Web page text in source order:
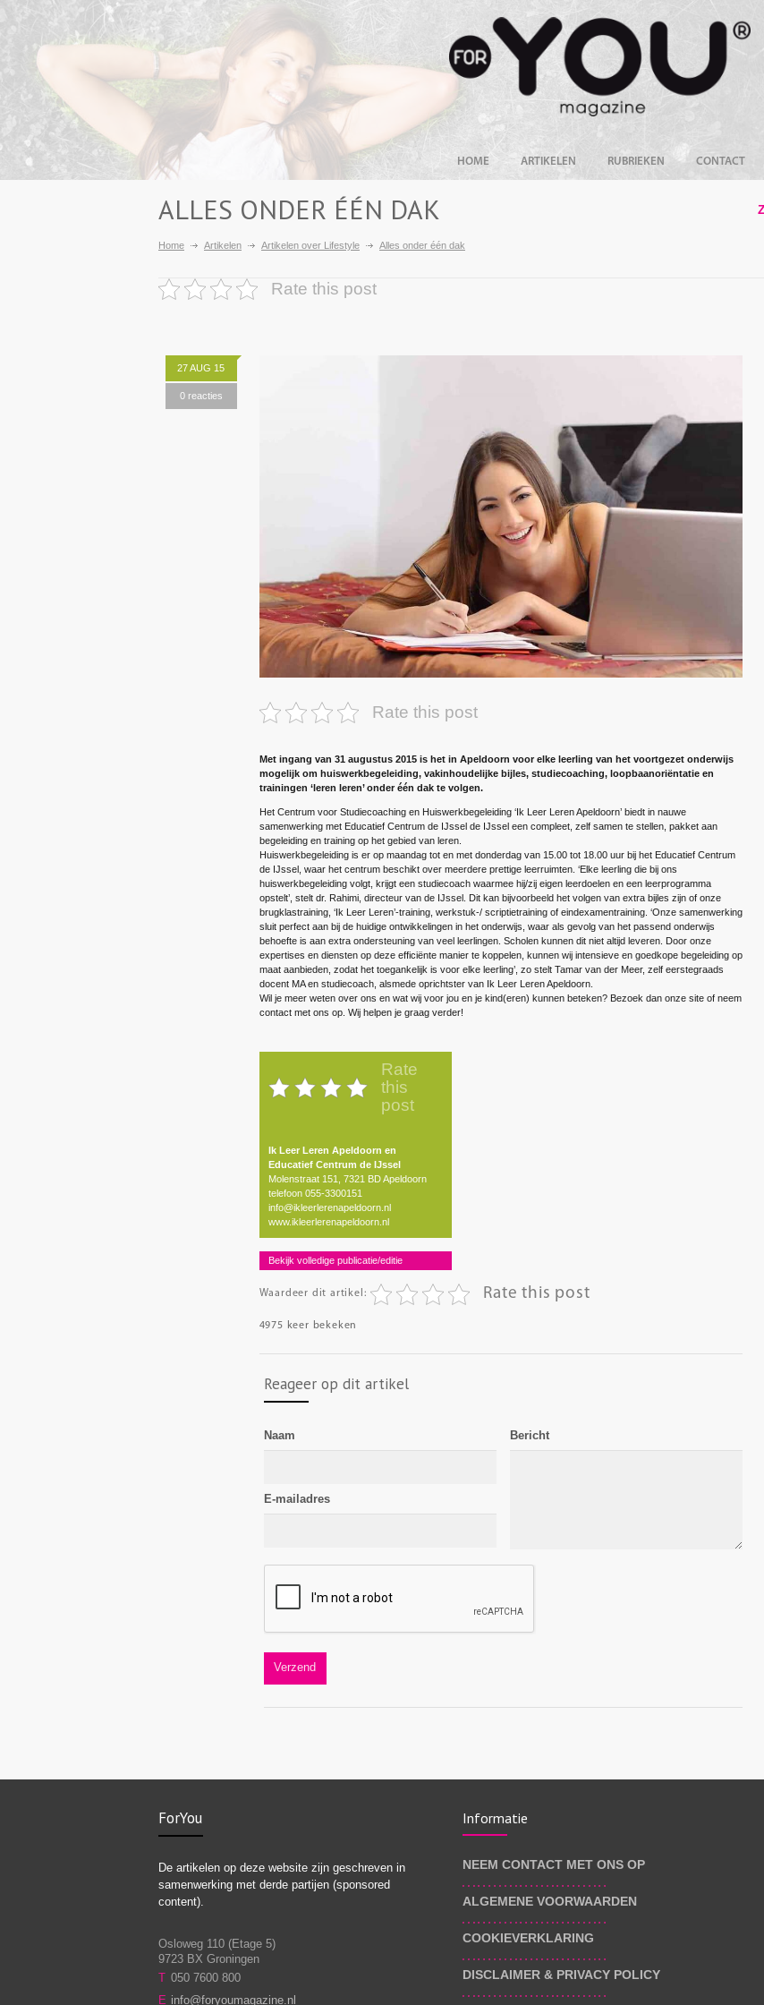
HOME ARTIKELEN RUBRIEKEN CONTACT
ALLES ONDER ÉÉN DAK
Home Artikelen Artikelen over Lifestyle Alles onder één dak
Rate this post
27 AUG 15
0 reacties
Rate this post
Met ingang van 31 augustus 2015 is het in Apeldoorn voor elke leerling van het voortgezet onderwijs
mogelijk om huiswerkbegeleiding, vakinhoudelijke bijles, studiecoaching, loopbaanoriëntatie en
trainingen ‘leren leren’ onder één dak te volgen.
Het Centrum voor Studiecoaching en Huiswerkbegeleiding ‘Ik Leer Leren Apeldoorn’ biedt in nauwe
samenwerking met Educatief Centrum de IJssel de IJssel een compleet, zelf samen te stellen, pakket aan
begeleiding en training op het gebied van leren.
Huiswerkbegeleiding is er op maandag tot en met donderdag van 15.00 tot 18.00 uur bij het Educatief Centrum
de IJssel, waar het centrum beschikt over meerdere prettige leerruimten. ‘Elke leerling die bij ons
huiswerkbegeleiding volgt, krijgt een studiecoach waarmee hij/zij eigen leerdoelen en een leerprogramma
opstelt’, stelt dr. Rahimi, directeur van de IJssel. Dit kan bijvoorbeeld het volgen van extra bijles zijn of onze
brugklastraining, ‘Ik Leer Leren’-training, werkstuk-/ scriptietraining of eindexamentraining. ‘Onze samenwerking
sluit perfect aan bij de huidige ontwikkelingen in het onderwijs, waar als gevolg van het passend onderwijs
behoefte is aan extra ondersteuning van veel leerlingen. Scholen kunnen dit niet altijd leveren. Door onze
expertises en diensten op deze efficiënte manier te koppelen, kunnen wij intensieve en goedkope begeleiding op
maat aanbieden, zodat het toegankelijk is voor elke leerling’, zo stelt Tamar van der Meer, zelf eerstegraads
docent MA en studiecoach, alsmede oprichtster van Ik Leer Leren Apeldoorn.
Wil je meer weten over ons en wat wij voor jou en je kind(eren) kunnen beteken? Bezoek dan onze site of neem
contact met ons op. Wij helpen je graag verder!
Rate
this
post
Ik Leer Leren Apeldoorn en
Educatief Centrum de IJssel
Molenstraat 151, 7321 BD Apeldoorn
telefoon 055-3300151
info@ikleerlerenapeldoorn.nl
www.ikleerlerenapeldoorn.nl
Bekijk volledige publicatie/editie
Waardeer dit artikel: Rate this post
4975 keer bekeken
Reageer op dit artikel
Naam
E-mailadres
Bericht
ForYou
De artikelen op deze website zijn geschreven in
samenwerking met derde partijen (sponsored
content).
Osloweg 110 (Etage 5)
9723 BX Groningen
T 050 7600 800
E info@foryoumagazine.nl
Informatie
NEEM CONTACT MET ONS OP
ALGEMENE VOORWAARDEN
COOKIEVERKLARING
DISCLAIMER & PRIVACY POLICY